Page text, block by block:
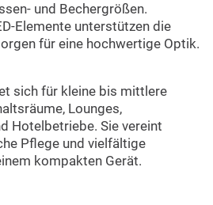
und Bechergrößen.
Elemente unterstützen die
für eine hochwertige Optik.
sich für kleine bis mittlere
Lounges,
Hotelbetriebe. Sie vereint
Pflege und vielfältige
kompakten Gerät.